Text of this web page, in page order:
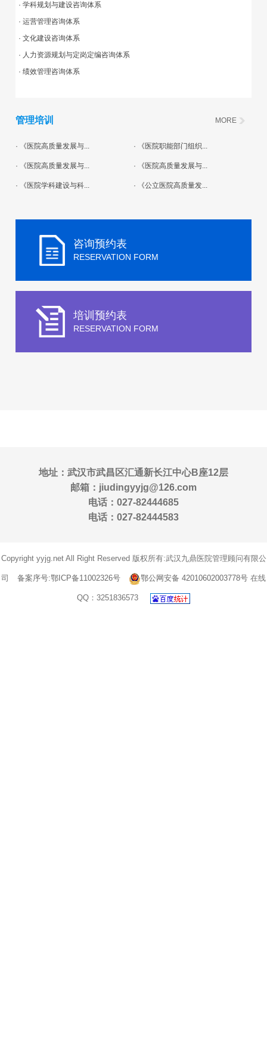
· 学科规划与建设咨询体系
· 运营管理咨询体系
· 文化建设咨询体系
· 人力资源规划与定岗定编咨询体系
· 绩效管理咨询体系
管理培训 MORE
· 《医院高质量发展与... · 《医院职能部门组织...
· 《医院高质量发展与... · 《医院高质量发展与...
· 《医院学科建设与科... · 《公立医院高质量发...
咨询预约表
RESERVATION FORM
培训预约表
RESERVATION FORM
地址：武汉市武昌区汇通新长江中心B座12层
邮箱：jiudingyyjg@126.com
电话：027-82444685
电话：027-82444583
Copyright yyjg.net All Right Reserved 版权所有:武汉九鼎医院管理顾问有限公
司 备案序号:鄂ICP备11002326号 鄂公网安备 42010602003778号 在线
QQ：3251836573